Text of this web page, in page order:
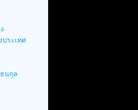
ระเทศ
นกุล